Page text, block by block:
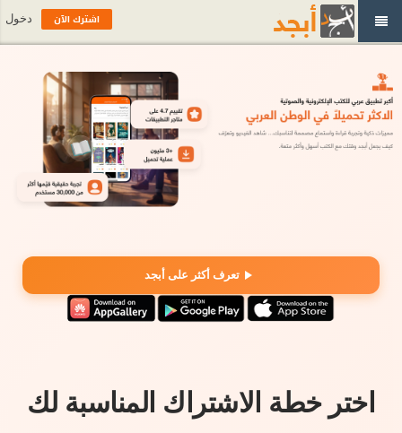
تعرف أكثر على أبجد
اختر خطة الاشتراك المناسبة لك
اشترك الآن دخول